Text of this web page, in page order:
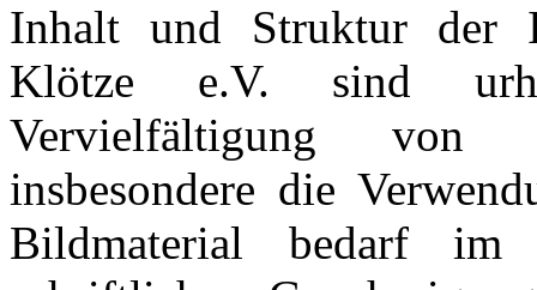
Inhalt und Struktur der
Klötze e.V. sind
Vervielfältigung von
insbesondere die
Bildmaterial bedarf im